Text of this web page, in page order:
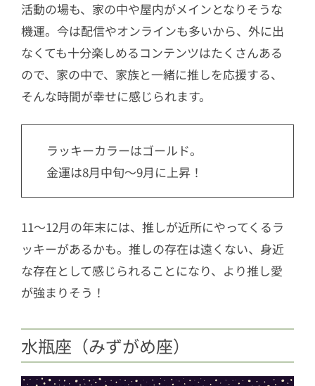
活動の場も、家の中や屋内がメインとなりそうな
機運。今は配信やオンラインも多いから、外に出
なくても十分楽しめるコンテンツはたくさんある
ので、家の中で、家族と一緒に推しを応援する、
そんな時間が幸せに感じられます。
ラッキーカラーはゴールド。
金運は8月中旬〜9月に上昇！
11〜12月の年末には、推しが近所にやってくるラ
ッキーがあるかも。推しの存在は遠くない、身近
な存在として感じられることになり、より推し愛
が強まりそう！
水瓶座（みずがめ座）